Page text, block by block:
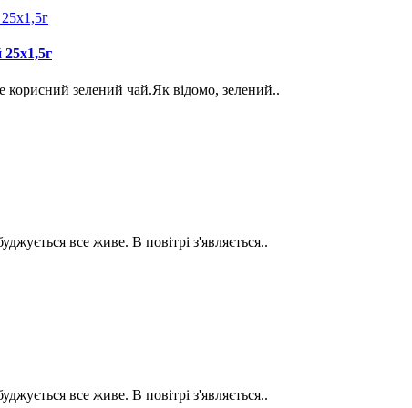
корисний зелений чай.Як відомо, зелений..
все живе. В повітрі з'являється..
все живе. В повітрі з'являється..